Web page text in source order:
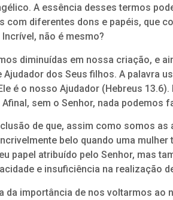
A essência desses termos
com diferentes dons e papéis, que
não é mesmo?
diminuídas em nossa criação, e
dos Seus filhos. A palavra
é o nosso Ajudador (Hebreus
sem o Senhor, nada podemos
de que, assim como somos
belo quando uma
papel atribuído pelo Senhor, mas
e insuficiência na realização
da importância de nos voltarmos